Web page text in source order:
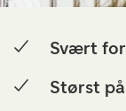
Svært
Størst